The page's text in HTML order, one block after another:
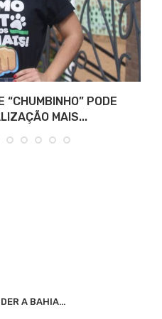
“CHUMBINHO” PODE
MAIS...
A BAHIA…